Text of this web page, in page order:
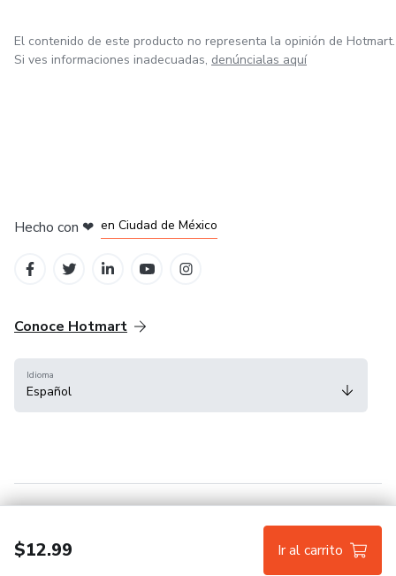
$12.99 Ir al carrito
El contenido de este producto no representa la opinión de Hotmart.
Si ves informaciones inadecuadas, denúncialas aquí
Hecho con ❤ en Ciudad de México
Conoce Hotmart
Idioma
Español